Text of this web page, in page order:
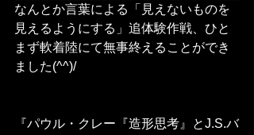
なんとか言葉による「見えないものを
見えるようにする」追体験作戦、ひと
まず軟着陸にて無事終えることができ
ました(^^)/
『パウル・クレー『造形思考』とJ.S.バ